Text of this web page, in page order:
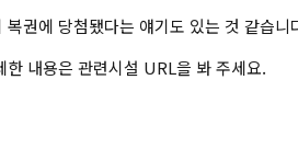
권에 당첨됐다는 얘기도 있는 것 같습니
내용은 관련시설 URL을 봐 주세요.